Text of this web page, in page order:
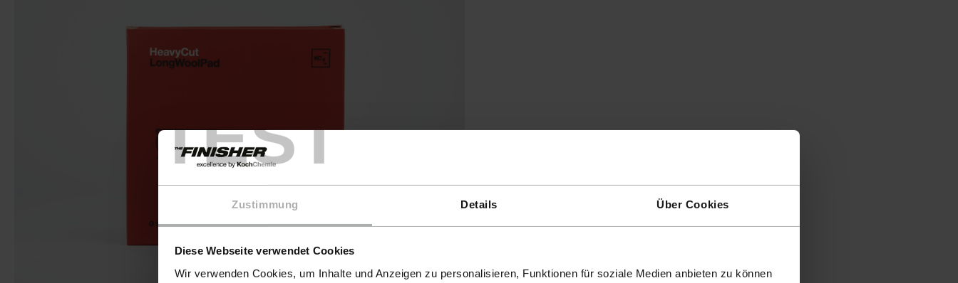
TEST
Zustimmung Details Über Cookies
Diese Webseite verwendet Cookies
Wir verwenden Cookies, um Inhalte und Anzeigen zu personalisieren, Funktionen für soziale Medien anbieten zu können